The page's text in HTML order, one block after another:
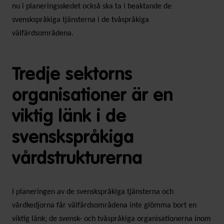
nu i planeringsskedet också ska ta i beaktande de
svenskspråkiga tjänsterna i de tvåspråkiga
välfärdsområdena.
Tredje sektorns
organisationer är en
viktig länk i de
svenskspråkiga
vårdstrukturerna
I planeringen av de svenskspråkiga tjänsterna och
vårdkedjorna får välfärdsområdena inte glömma bort en
viktig länk; de svensk- och tvåspråkiga organisationerna inom